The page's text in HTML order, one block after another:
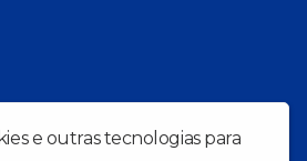
e outras tecnologias para